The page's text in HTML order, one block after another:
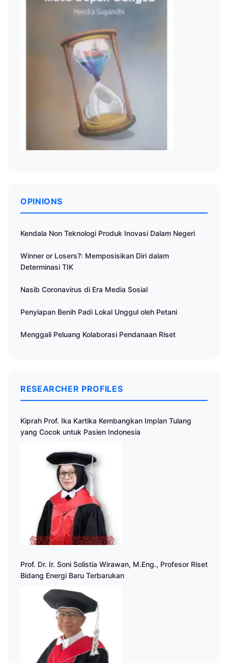
OPINIONS
Kendala Non Teknologi Produk Inovasi Dalam Negeri
Winner or Losers?: Memposisikan Diri dalam
Determinasi TIK
Nasib Coronavirus di Era Media Sosial
Penyiapan Benih Padi Lokal Unggul oleh Petani
Menggali Peluang Kolaborasi Pendanaan Riset
RESEARCHER PROFILES
Kiprah Prof. Ika Kartika Kembangkan Implan Tulang
yang Cocok untuk Pasien Indonesia
Prof. Dr. Ir. Soni Solistia Wirawan, M.Eng., Profesor Riset
Bidang Energi Baru Terbarukan